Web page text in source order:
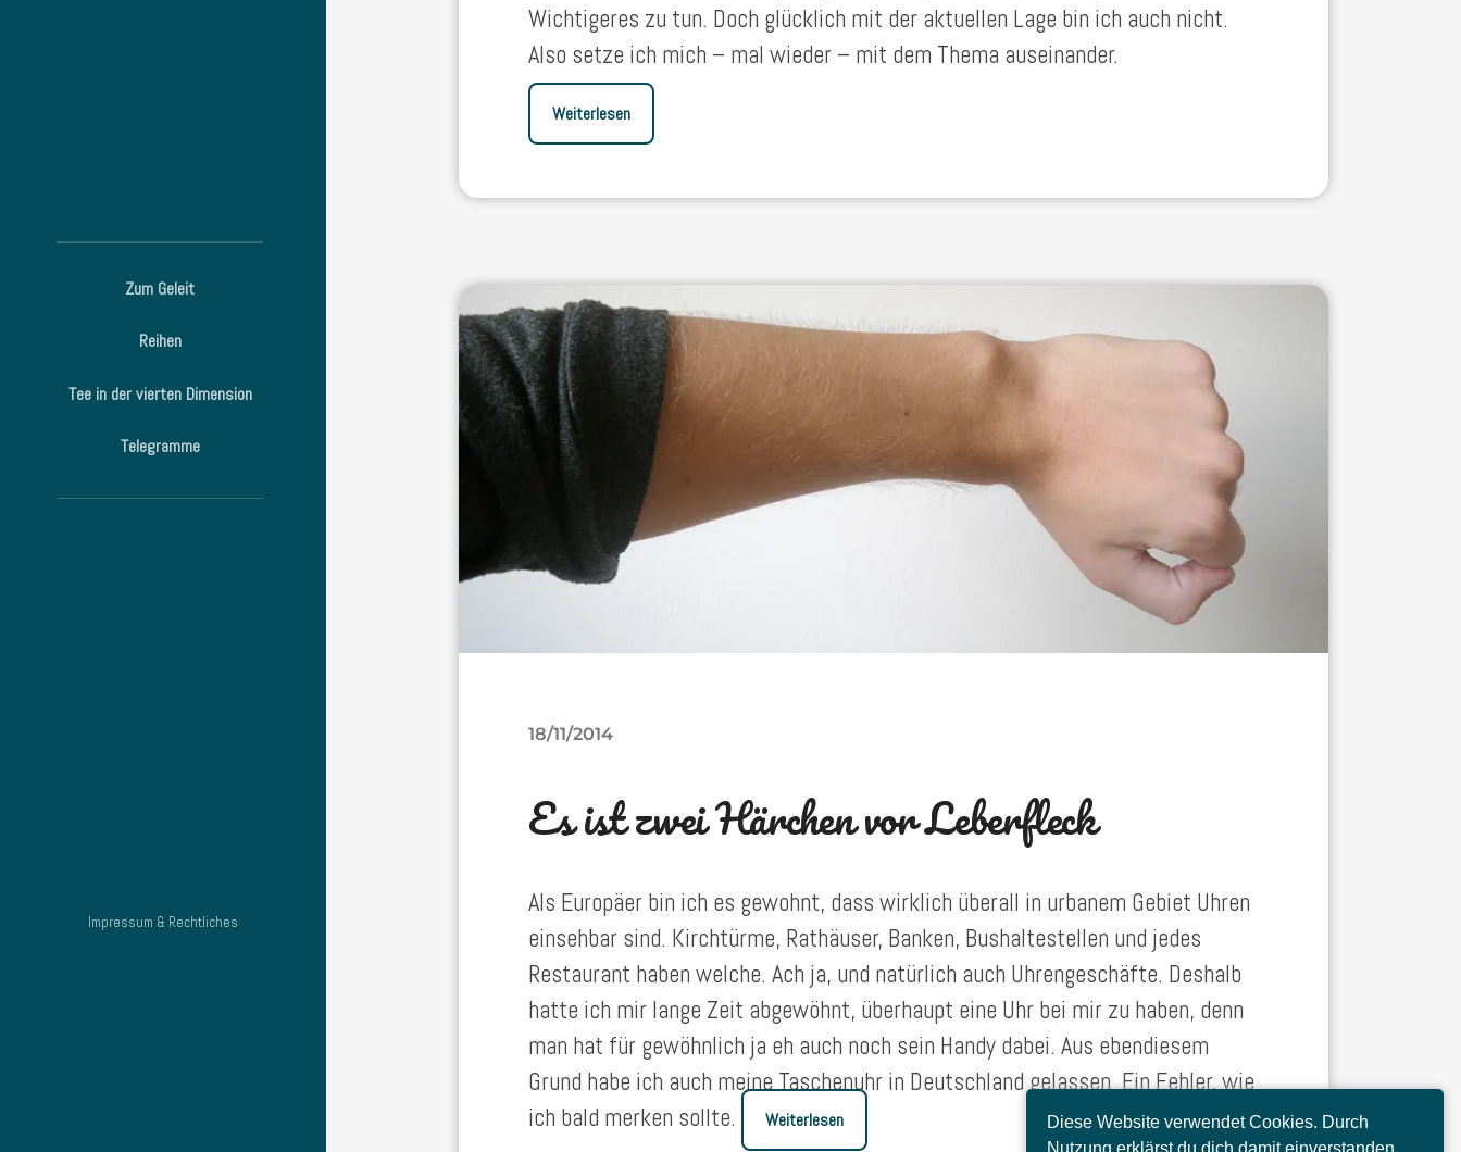
Diese Website verwendet Cookies. Durch
Nutzung erklärst du dich damit einverstanden.
Zum Geleit
Reihen
Tee in der vierten Dimension
Telegramme
Impressum & Rechtliches
Wichtigeres zu tun. Doch glücklich mit der aktuellen Lage bin ich auch nicht.
Also setze ich mich – mal wieder – mit dem Thema auseinander.
Weiterlesen
18/11/2014
Es ist zwei Härchen vor Leberfleck
Als Europäer bin ich es gewohnt, dass wirklich überall in urbanem Gebiet Uhren
einsehbar sind. Kirchtürme, Rathäuser, Banken, Bushaltestellen und jedes
Restaurant haben welche. Ach ja, und natürlich auch Uhrengeschäfte. Deshalb
hatte ich mir lange Zeit abgewöhnt, überhaupt eine Uhr bei mir zu haben, denn
man hat für gewöhnlich ja eh auch noch sein Handy dabei. Aus ebendiesem
Grund habe ich auch meine Taschenuhr in Deutschland gelassen. Ein Fehler, wie
ich bald merken sollte.
Weiterlesen